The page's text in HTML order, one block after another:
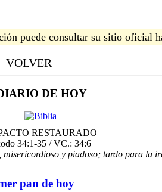
puede consultar su sitio oficial
VOLVER
DE HOY
RESTAURADO
34:1-35 / VC.: 34:6
y piadoso; tardo para la
pan de hoy